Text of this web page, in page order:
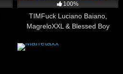
100%
TIMFuck Luciano Baiano,
MagreloXXL & Blessed Boy